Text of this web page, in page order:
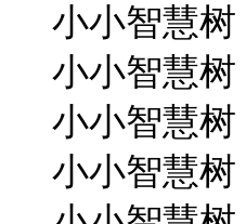
小小智慧树
小小智慧树
小小智慧树
小小智慧树